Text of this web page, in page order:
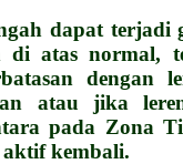
dapat terjadi
atas normal,
dengan
atau jika
pada Zona
kembali.